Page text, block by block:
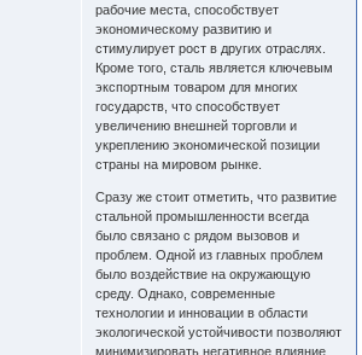
рабочие места, способствует
экономическому развитию и
стимулирует рост в других отраслях.
Кроме того, сталь является ключевым
экспортным товаром для многих
государств, что способствует
увеличению внешней торговли и
укреплению экономической позиции
страны на мировом рынке.
Сразу же стоит отметить, что развитие
стальной промышленности всегда
было связано с рядом вызовов и
проблем. Одной из главных проблем
было воздействие на окружающую
среду. Однако, современные
технологии и инновации в области
экологической устойчивости позволяют
минимизировать негативное влияние